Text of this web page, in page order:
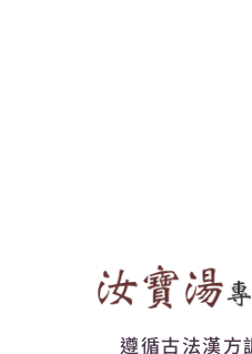
遵循古法漢方